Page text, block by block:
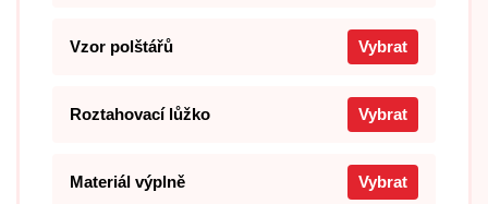
Vzor polštářů Vybrat
Roztahovací lůžko Vybrat
Materiál výplně Vybrat